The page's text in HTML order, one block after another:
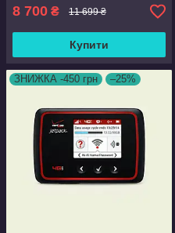
8 700 ₴ 11 699 ₴
Купити
ЗНИЖКА -450 грн –25%